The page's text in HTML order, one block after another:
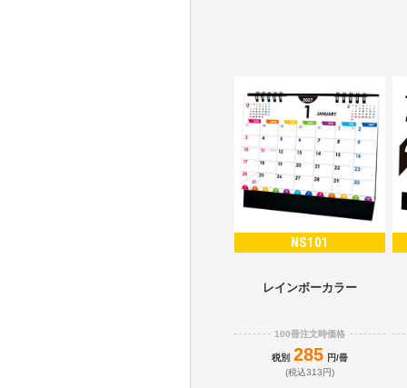
NS101
レインボーカラー
100冊注文時価格
税別 285 円/冊
(税込313円)